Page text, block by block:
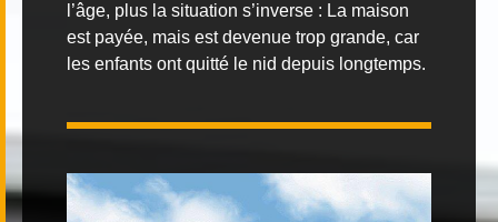
l’âge, plus la situation s’inverse : La maison
est payée, mais est devenue trop grande, car
les enfants ont quitté le nid depuis longtemps.